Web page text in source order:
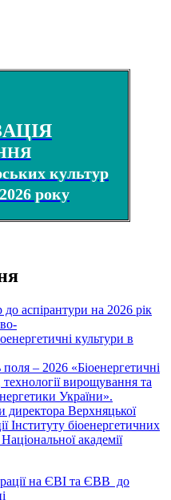
культур
року
на 2026 рік
культури в
– 2026 «Біоенергетичні
технології вирощування та
України».
директора Верхняцької
Інституту біоенергетичних
академії
на ЄВІ та ЄВВ до